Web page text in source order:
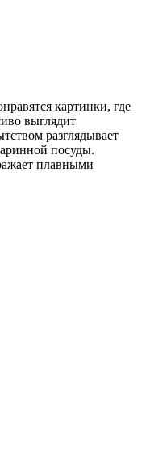
картинки, где
выглядит
разглядывает
посуды.
плавными